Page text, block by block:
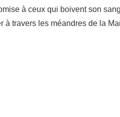
à ceux qui boivent son
à travers les méandres de la